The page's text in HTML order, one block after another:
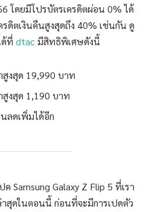
โดยมีโปรบัตรเครดิตผ่อน 0% ได้
ดิตเงินคืนสูงสุดถึง 40% เช่นกัน ดู
ด้ที่ dtacมีสิทธิพิเศษดังนี้
งสุด 19,990 บาท
สูงสุด 1,190 บาท
ลดเพิ่มได้อีก
Samsung Galaxy Z Flip 5 ที่เรา
สุดในตอนนี้ ก่อนที่จะมีการเปดตัว